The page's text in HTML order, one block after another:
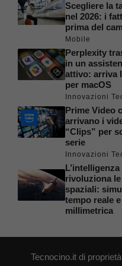
Scegliere la
nel 2026: i
prima del
Mobile
Perplexity
in un
attivo: arriva
per macOS
Innovazioni
Prime Video
arrivano i
“Clips” per
serie
Innovazioni
rivoluziona
spaziali:
tempo reale
millimetrica
Tecnocino.it di